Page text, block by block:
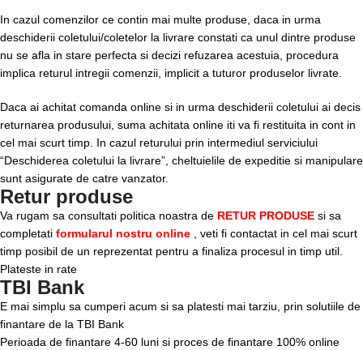
In cazul comenzilor ce contin mai multe produse, daca in urma
deschiderii coletului/coletelor la livrare constati ca unul dintre produse
nu se afla in stare perfecta si decizi refuzarea acestuia, procedura
implica returul intregii comenzii, implicit a tuturor produselor livrate.
Daca ai achitat comanda online si in urma deschiderii coletului ai decis
returnarea produsului, suma achitata online iti va fi restituita in cont in
cel mai scurt timp. In cazul returului prin intermediul serviciului
“Deschiderea coletului la livrare”, cheltuielile de expeditie si manipulare
sunt asigurate de catre vanzator.
Retur produse
Va rugam sa consultati politica noastra de RETUR PRODUSE si sa
completati formularul nostru online , veti fi contactat in cel mai scurt
timp posibil de un reprezentat pentru a finaliza procesul in timp util.
Plateste in rate
TBI Bank
E mai simplu sa cumperi acum si sa platesti mai tarziu, prin solutiile de
finantare de la TBI Bank
Perioada de finantare 4-60 luni si proces de finantare 100% online